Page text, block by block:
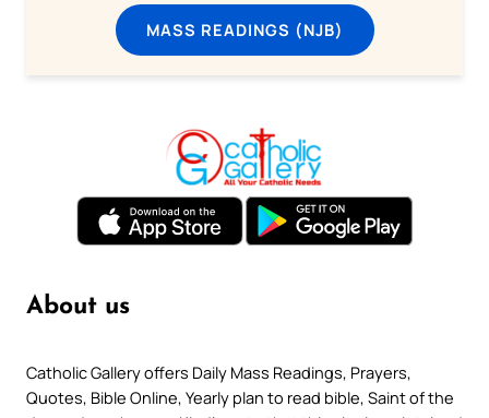
MASS READINGS (NJB)
About us
Catholic Gallery offers Daily Mass Readings, Prayers,
Quotes, Bible Online, Yearly plan to read bible, Saint of the